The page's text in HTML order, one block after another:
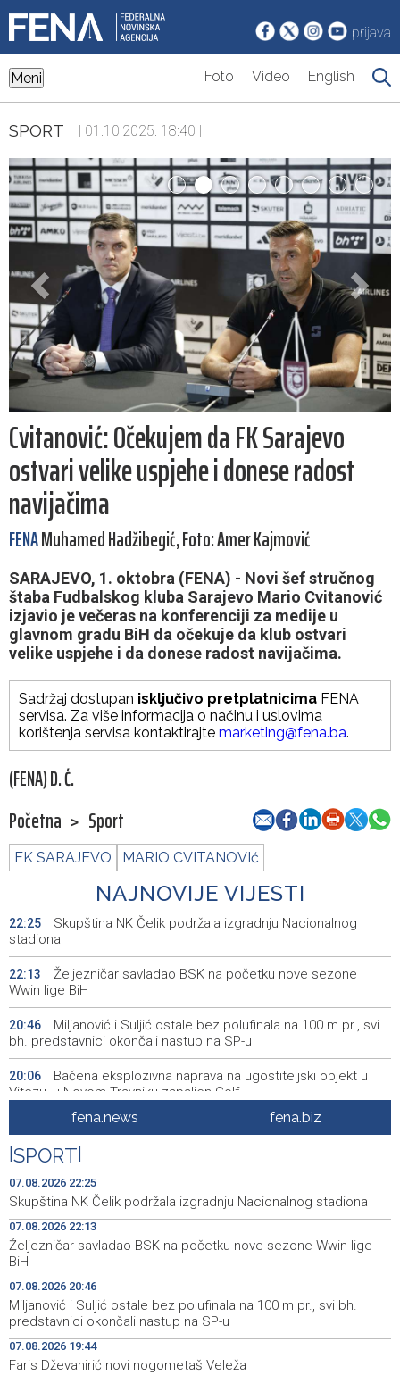
prijava
Meni Foto Video English
SPORT | 01.10.2025. 18:40 |
Cvitanović: Očekujem da FK Sarajevo
ostvari velike uspjehe i donese radost
navijačima
FENAMuhamed Hadžibegić, Foto: Amer Kajmović
SARAJEVO, 1. oktobra (FENA) - Novi šef stručnog
štaba Fudbalskog kluba Sarajevo Mario Cvitanović
izjavio je večeras na konferenciji za medije u
glavnom gradu BiH da očekuje da klub ostvari
velike uspjehe i da donese radost navijačima.
Sadržaj dostupan isključivo pretplatnicima FENA
servisa. Za više informacija o načinu i uslovima
korištenja servisa kontaktirajte marketing@fena.ba.
(FENA) D. Ć.
Početna > Sport
FK SARAJEVO MARIO CVITANOVIć
NAJNOVIJE VIJESTI
22:25
Skupština NK Čelik podržala izgradnju Nacionalnog
stadiona
22:13
Željezničar savladao BSK na početku nove sezone
Wwin lige BiH
20:46
Miljanović i Suljić ostale bez polufinala na 100 m pr., svi
bh. predstavnici okončali nastup na SP-u
20:06
Bačena eksplozivna naprava na ugostiteljski objekt u
Vitezu, u Novom Travniku zapaljen Golf
Galerija ULUPUBiH otvara novu izlagačku sezonu,
predstavlja novi izlagački program
19:44 Faris Dževahirić novi nogometaš Veleža
19:21 Announcement of events for Saturday, 8 August 2026
19:10
Rudari Milanovića ubijedili da ode kući, Memčić se već
ponovo vratio u jamu 'Raspotočje'
19:03
Sarajevo Film Festival presents Kinoscope and
Kinoscope Surreal programs
19:00 Najave događaja za 8. 8. 2026. godine (subota)
fena.news fena.biz
SPORT
07.08.2026 22:25
Skupština NK Čelik podržala izgradnju Nacionalnog stadiona
07.08.2026 22:13
Željezničar savladao BSK na početku nove sezone Wwin lige
BiH
07.08.2026 20:46
Miljanović i Suljić ostale bez polufinala na 100 m pr., svi bh.
predstavnici okončali nastup na SP-u
07.08.2026 19:44
Faris Dževahirić novi nogometaš Veleža